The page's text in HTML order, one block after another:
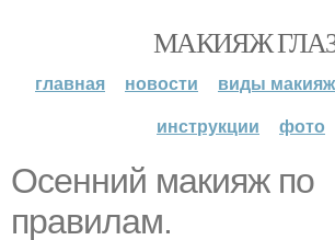
МАКИЯЖ
главная новости виды
инструкции
фото
Осенний макияж по
правилам.